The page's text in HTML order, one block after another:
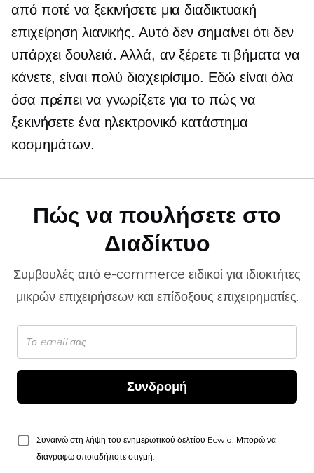
από ποτέ να ξεκινήσετε μια διαδικτυακή
επιχείρηση λιανικής. Αυτό δεν σημαίνει ότι δεν
υπάρχει δουλειά. Αλλά, αν ξέρετε τι βήματα να
κάνετε, είναι πολύ διαχειρίσιμο. Εδώ είναι όλα
όσα πρέπει να γνωρίζετε για το πώς να
ξεκινήσετε ένα ηλεκτρονικό κατάστημα
κοσμημάτων.
Πώς να πουλήσετε στο
Διαδίκτυο
Συμβουλές από e-commerce ειδικοί για ιδιοκτήτες
μικρών επιχειρήσεων και επίδοξους επιχειρηματίες.
Συνδρομή
Συναινώ στη λήψη του ενημερωτικού δελτίου Ecwid. Μπορώ να
διαγραφώ οποιαδήποτε στιγμή.